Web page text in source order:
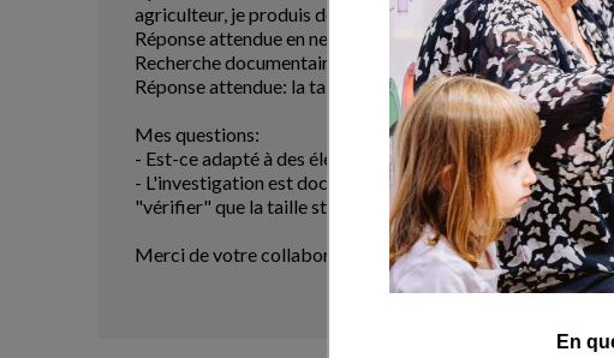
agriculteur, je produis des tomates. Que dois - je faire
Réponse attendue en ne se servant que de ses
Recherche documentaire: Comment avoir plus de fleurs
Réponse attendue: la taille est un des moyens
Mes questions:
- Est-ce adapté à des élèves de CE2 ?
- L'investigation est documentaire. Y a t'il un intérêt
"vérifier" que la taille stimule la production de fleurs?
Merci de votre collaboration
En